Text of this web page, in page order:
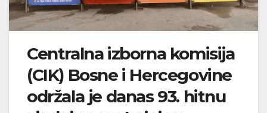
Centralna izborna komisija
(CIK) Bosne i Hercegovine
održala je danas 93. hitnu